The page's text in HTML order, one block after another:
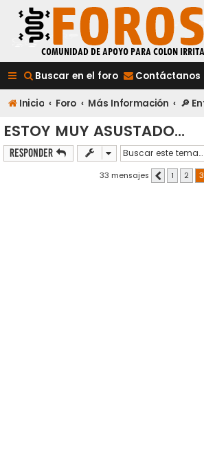
Buscar en el foro Contáctanos
Inicio Foro Más Información
ESTOY MUY ASUSTADO...
Responder
33 mensajes Anterior
1 2 3